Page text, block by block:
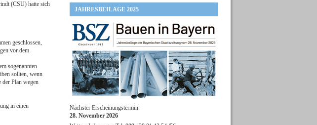
(CSU) hatte sich
geschlossen,
vor dem
sogenannten
sollten, wenn
Plan wegen
in einen
JAHRESBEILAGE 2025
Nächster Erscheinungstermin:
28. November 2026